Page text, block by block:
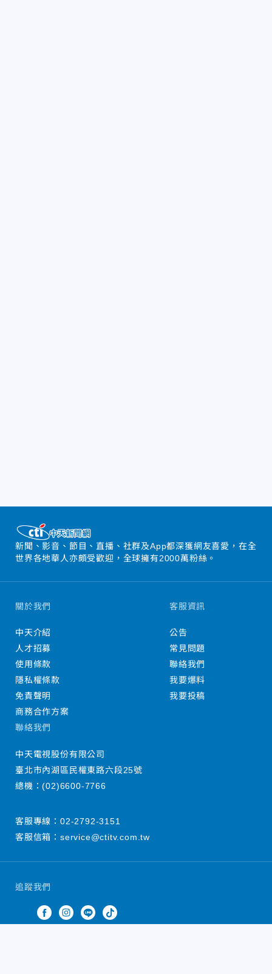
新聞、影音、節目、直播、社群及App都深獲網友喜愛，在全
世界各地華人亦頗受歡迎，全球擁有2000萬粉絲。
追蹤我們
關於我們
中天介紹
人才招募
使用條款
隱私權條款
免責聲明
商務合作方案
客服資訊
公告
常見問題
聯絡我們
我要爆料
我要投稿
聯絡我們
中天電視股份有限公司
臺北市內湖區民權東路六段25號
總機：(02)6600-7766
客服專線： 02-2792-3151
客服信箱： service@ctitv.com.tw